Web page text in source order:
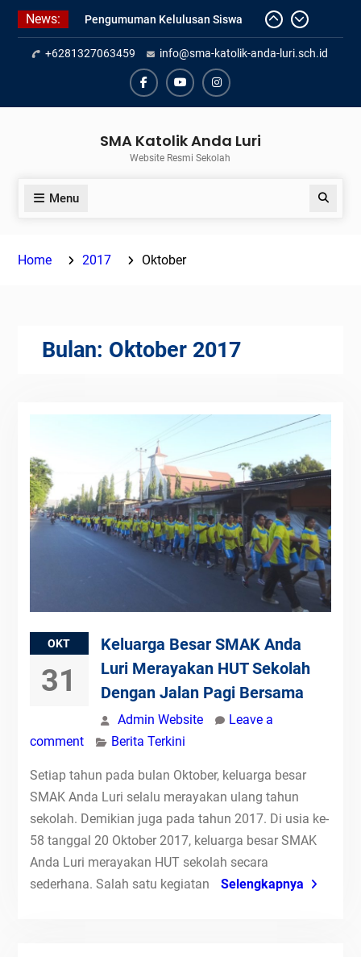
Skip
content
News:
Pengumuman Kelulusan Siswa
Kelas XII SMAK Anda Luri
Pelantikan Pengurus Osis SMAK
Anda Luri
Penilaian Sumatif Akhir Tahun
Semester Genap 2025/2026
+6281327063459 info@sma-katolik-anda-luri.sch.id
FacebookYoutubeInstagram
SMA Katolik Anda Luri
Website Resmi Sekolah
Menu Search
Home 2017 Oktober
Bulan: Oktober 2017
OKT
31
Keluarga Besar SMAK Anda
Luri Merayakan HUT Sekolah
Dengan Jalan Pagi Bersama
Admin Website
Leave a
comment
Berita Terkini
Setiap tahun pada bulan Oktober, keluarga besar
SMAK Anda Luri selalu merayakan ulang tahun
sekolah. Demikian juga pada tahun 2017. Di usia ke-
58 tanggal 20 Oktober 2017, keluarga besar SMAK
Anda Luri merayakan HUT sekolah secara
sederhana. Salah satu kegiatan
Selengkapnya